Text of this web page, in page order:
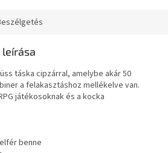
táska cipzárral, amelybe akár 50
a felakasztáshoz mellékelve van.
játékosoknak és a kocka
benne